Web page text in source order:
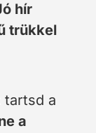
hír
trükkel
tartsd a
a